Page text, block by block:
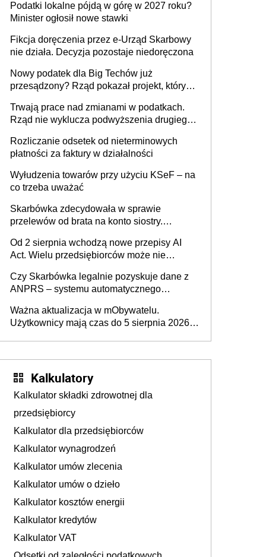
budynków i lokali związanych z
prowadzeniem działalności gospodarczej
Podatki lokalne pójdą w górę w 2027 roku?
Minister ogłosił nowe stawki
Fikcja doręczenia przez e-Urząd Skarbowy
nie działa. Decyzja pozostaje niedoręczona
Nowy podatek dla Big Techów już
przesądzony? Rząd pokazał projekt, który
Trwają prace nad zmianami w podatkach.
Rząd nie wyklucza podwyższenia drugiego
Rozliczanie odsetek od nieterminowych
płatności za faktury w działalności
Wyłudzenia towarów przy użyciu KSeF – na
co trzeba uważać
Skarbówka zdecydowała w sprawie
przelewów od brata na konto siostry.
darowizna, ale podatku jednak nie będzie
Od 2 sierpnia wchodzą nowe przepisy AI
Act. Wielu przedsiębiorców może nie
Czy Skarbówka legalnie pozyskuje dane z
ANPRS – systemu automatycznego
pojazdów z kamer drogowych?
Ważna aktualizacja w mObywatelu.
Użytkownicy mają czas do 5 sierpnia 2026
Kalkulatory
Kalkulator składki zdrowotnej dla
przedsiębiorcy
Kalkulator dla przedsiębiorców
Kalkulator wynagrodzeń
Kalkulator umów zlecenia
Kalkulator umów o dzieło
Kalkulator kosztów energii
Kalkulator kredytów
Kalkulator VAT